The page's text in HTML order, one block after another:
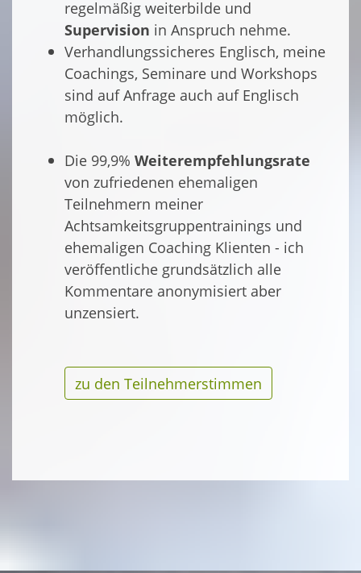
regelmäßig weiterbilde und
Supervision in Anspruch nehme.
Verhandlungssicheres Englisch, meine
Coachings, Seminare und Workshops
sind auf Anfrage auch auf Englisch
möglich.
Die 99,9% Weiterempfehlungsrate
von zufriedenen ehemaligen
Teilnehmern meiner
Achtsamkeitsgruppentrainings und
ehemaligen Coaching Klienten - ich
veröffentliche grundsätzlich alle
Kommentare anonymisiert aber
unzensiert.
zu den Teilnehmerstimmen